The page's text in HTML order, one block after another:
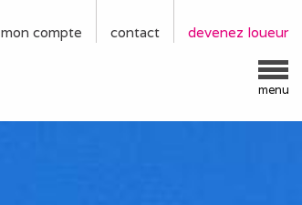
devenez loueur
contact
mon compte
menu